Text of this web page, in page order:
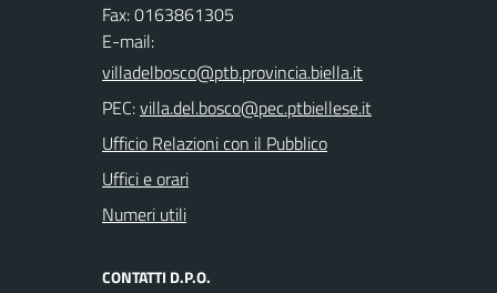
Fax: 0163861305
E-mail:
PEC:
Ufficio Relazioni con il Pubblico
Uffici e orari
Numeri utili
CONTATTI D.P.O.